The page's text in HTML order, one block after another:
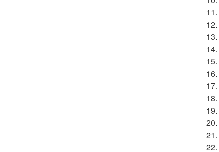
11.
12.
13.
14.
15.
16.
17.
18.
19.
20.
21.
22.